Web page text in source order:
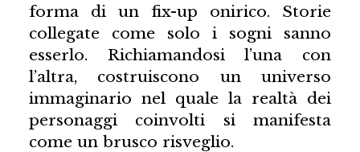
forma di un fix-up onirico. Storie
collegate come solo i sogni sanno
esserlo. Richiamandosi l’una con
l’altra, costruiscono un universo
immaginario nel quale la realtà dei
personaggi coinvolti si manifesta
come un brusco risveglio.